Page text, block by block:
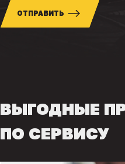
ОТПРАВИТЬ
ВЫГОДНЫЕ
ПО СЕРВИСУ